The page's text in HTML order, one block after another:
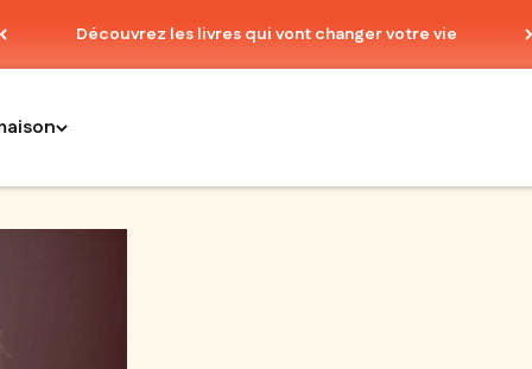
Découvrez les livres qui vont changer votre vie